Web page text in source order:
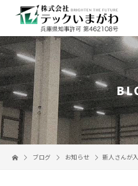
ブログ お知らせ 新人さんが